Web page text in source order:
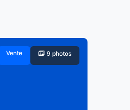
Vente 9 photos